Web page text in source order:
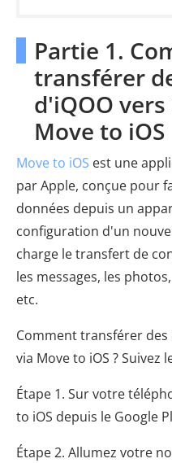
Partie 1.
transférer
d'iQOO
Move to iOS
Move to iOS est une
par Apple, conçue pour
données depuis un
configuration d'un
charge le transfert de
les messages, les
etc.
Comment transférer des
via Move to iOS ? Suivez
Étape 1. Sur votre
to iOS depuis le Google
Étape 2. Allumez votre